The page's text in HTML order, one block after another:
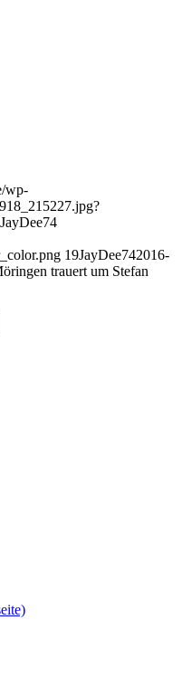
wp-
19JayDee742016-
trauert um Stefan